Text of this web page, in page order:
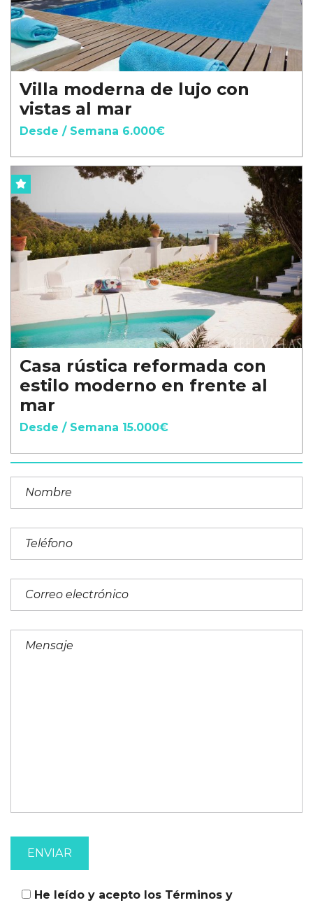
Villa moderna de lujo con
vistas al mar
Desde / Semana 6.000€
Casa rústica reformada con
estilo moderno en frente al
mar
Desde / Semana 15.000€
He leído y acepto los Términos y